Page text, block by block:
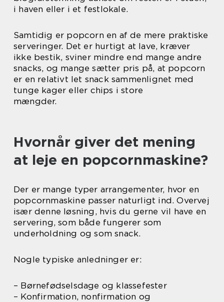
i haven eller i et festlokale.
Samtidig er popcorn en af de mere praktiske
serveringer. Det er hurtigt at lave, kræver
ikke bestik, sviner mindre end mange andre
snacks, og mange sætter pris på, at popcorn
er en relativt let snack sammenlignet med
tunge kager eller chips i store
mængder.
Hvornår giver det mening
at leje en popcornmaskine?
Der er mange typer arrangementer, hvor en
popcornmaskine passer naturligt ind. Overvej
især denne løsning, hvis du gerne vil have en
servering, som både fungerer som
underholdning og som snack.
Nogle typiske anledninger er:
– Børnefødselsdage og klassefester
– Konfirmation, nonfirmation og